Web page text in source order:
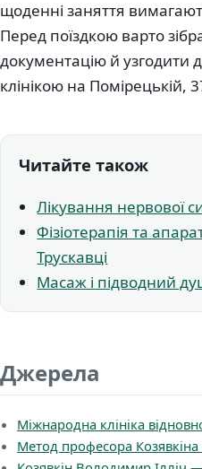
щоденні заняття
Перед поїздкою варто
документацію й узгодити
клінікою на Помірецькій,
Читайте також
Лікування нервової
Фізіотерапія та
Трускавці
Масаж і підводний
Джерела
Міжнародна клініка
Метод професора Козявкіна